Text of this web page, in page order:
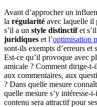
Avant d’approcher un
la régularité avec laquelle il
s’il a un style distinctifet
juridiques et l’optimisation
sont-ils exempts d’erreurs et
Est-ce qu’il provoque avec
amicale ? Comment dirige-
aux commentaires, aux
? Dans quelle mesure
quelle mesure s’y intéresse-
contenu sera attractif pour